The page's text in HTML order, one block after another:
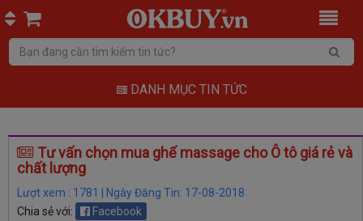
DANH MỤC TIN TỨC
Tư vấn chọn mua ghế massage cho Ô tô giá​ rẻ và
chất lượng
Lượt xem : 1781 | Ngày Đăng Tin: 17-08-2018
Chia sẻ với:
Facebook